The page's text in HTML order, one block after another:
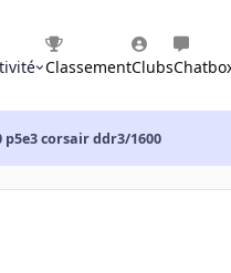
ClassementClubs
p5e3 corsair ddr3/1600